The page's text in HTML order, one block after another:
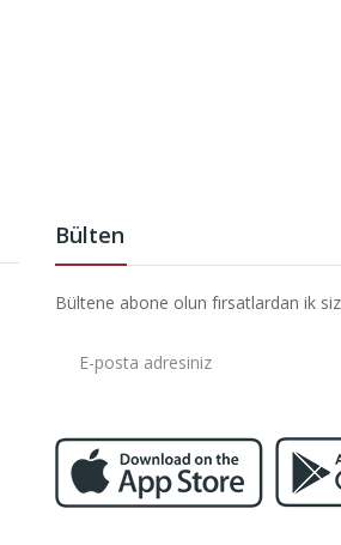
Bülten
Bültene abone olun fırsatlardan ik